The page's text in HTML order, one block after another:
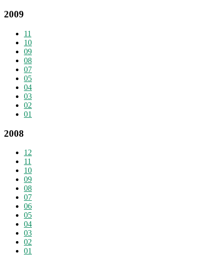
2009
11
10
09
08
07
05
04
03
02
01
2008
12
11
10
09
08
07
06
05
04
03
02
01